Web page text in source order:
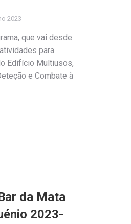
2023
que vai desde
para
Edifício Multiusos,
e Combate à
da Mata
2023-